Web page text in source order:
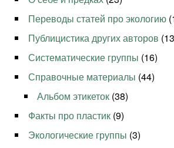
Переводы статей про экологию
Публицистика других авторов
Систематические группы (16)
Справочные материалы (44)
Альбом этикеток (38)
Факты про пластик (9)
Экологические группы (3)